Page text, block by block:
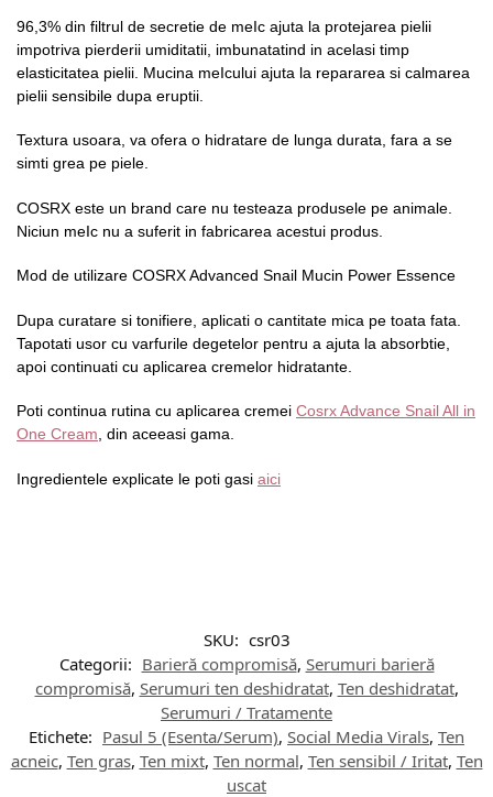
96,3% din filtrul de secretie de meIc ajuta la protejarea pielii
impotriva pierderii umiditatii, imbunatatind in acelasi timp
elasticitatea pielii. Mucina meIcului ajuta la repararea si calmarea
pielii sensibile dupa eruptii.
Textura usoara, va ofera o hidratare de lunga durata, fara a se
simti grea pe piele.
COSRX este un brand care nu testeaza produsele pe animale.
Niciun meIc nu a suferit in fabricarea acestui produs.
Mod de utilizare COSRX Advanced Snail Mucin Power Essence
Dupa curatare si tonifiere, aplicati o cantitate mica pe toata fata.
Tapotati usor cu varfurile degetelor pentru a ajuta la absorbtie,
apoi continuati cu aplicarea cremelor hidratante.
Poti continua rutina cu aplicarea cremei Cosrx Advance Snail All in
One Cream, din aceeasi gama.
Ingredientele explicate le poti gasi aici
SKU: csr03
Categorii: Barieră compromisă, Serumuri barieră
compromisă, Serumuri ten deshidratat, Ten deshidratat,
Serumuri / Tratamente
Etichete: Pasul 5 (Esenta/Serum), Social Media Virals, Ten
acneic, Ten gras, Ten mixt, Ten normal, Ten sensibil / Iritat, Ten
uscat